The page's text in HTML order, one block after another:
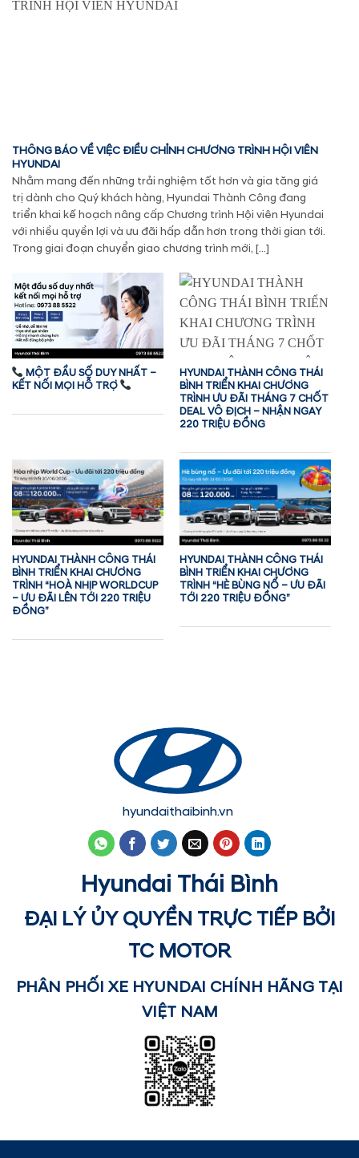
THÔNG BÁO VỀ VIỆC ĐIỀU CHỈNH CHƯƠNG TRÌNH HỘI VIÊN
HYUNDAI
Nhằm mang đến những trải nghiệm tốt hơn và gia tăng giá
trị dành cho Quý khách hàng, Hyundai Thành Công đang
triển khai kế hoạch nâng cấp Chương trình Hội viên Hyundai
với nhiều quyền lợi và ưu đãi hấp dẫn hơn trong thời gian tới.
Trong giai đoạn chuyển giao chương trình mới, […]
MỘT ĐẦU SỐ DUY NHẤT –
KẾT NỐI MỌI HỖ TRỢ
HYUNDAI THÀNH CÔNG THÁI
BÌNH TRIỂN KHAI CHƯƠNG
TRÌNH ƯU ĐÃI THÁNG 7 CHỐT
DEAL VÔ ĐỊCH – NHẬN NGAY
220 TRIỆU ĐỒNG
HYUNDAI THÀNH CÔNG THÁI
BÌNH TRIỂN KHAI CHƯƠNG
TRÌNH “HOÀ NHỊP WORLDCUP
– ƯU ĐÃI LÊN TỚI 220 TRIỆU
ĐỒNG”
HYUNDAI THÀNH CÔNG THÁI
BÌNH TRIỂN KHAI CHƯƠNG
TRÌNH “HÈ BÙNG NỔ – ƯU ĐÃI
TỚI 220 TRIỆU ĐỒNG”
hyundaithaibinh.vn
Hyundai Thái Bình
ĐẠI LÝ ỦY QUYỀN TRỰC TIẾP BỞI
TC MOTOR
PHÂN PHỐI XE HYUNDAI CHÍNH HÃNG TẠI
VIỆT NAM